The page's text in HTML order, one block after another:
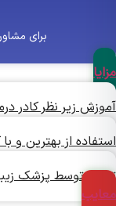
برای مشاوره
زیر نظر کادر درمان
از بهترین و با
توسط پزشک